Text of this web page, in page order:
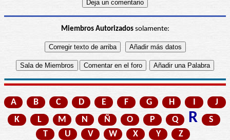
Miembros Autorizadossolamente:
A B C D E F G H
J
K
L M N Ñ O P Q R
S
T
U V W X Y Z